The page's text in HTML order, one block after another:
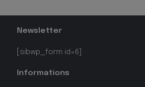
Newsletter
[sibwp_form id=6]
Informations